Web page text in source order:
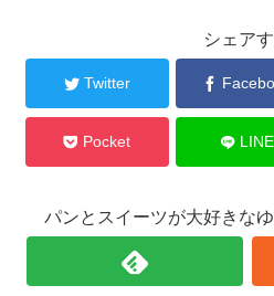
シェア
Twitter
Pocket LINE
パンとスイーツが大好きな